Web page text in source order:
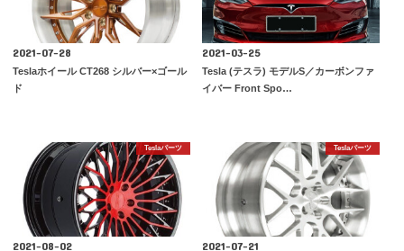
2021-07-28
Teslaホイール CT268 シルバー×ゴール
ド
2021-03-25
Tesla (テスラ) モデルS／カーボンファ
イバー Front Spo…
Teslaパーツ
2021-08-02
Teslaパーツ
2021-07-21